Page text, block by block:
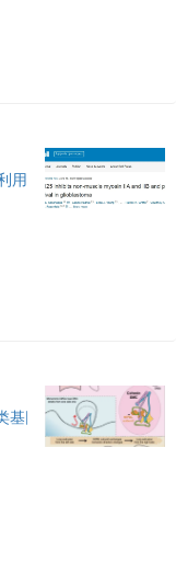
用实验性药物MT-125
基因表达的理解